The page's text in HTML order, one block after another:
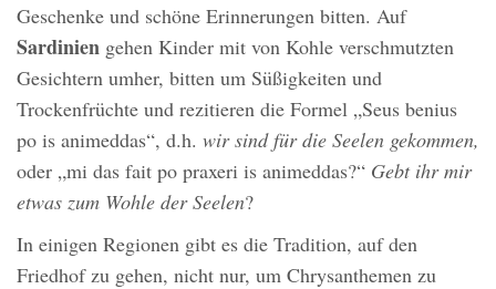
Geschenke und schöne Erinnerungen bitten. Auf
Sardinien gehen Kinder mit von Kohle verschmutzten
Gesichtern umher, bitten um Süßigkeiten und
Trockenfrüchte und rezitieren die Formel „Seus benius
po is animeddas“, d.h. wir sind für die Seelen gekommen,
oder „mi das fait po praxeri is animeddas?“ Gebt ihr mir
etwas zum Wohle der Seelen?
In einigen Regionen gibt es die Tradition, auf den
Friedhof zu gehen, nicht nur, um Chrysanthemen zu